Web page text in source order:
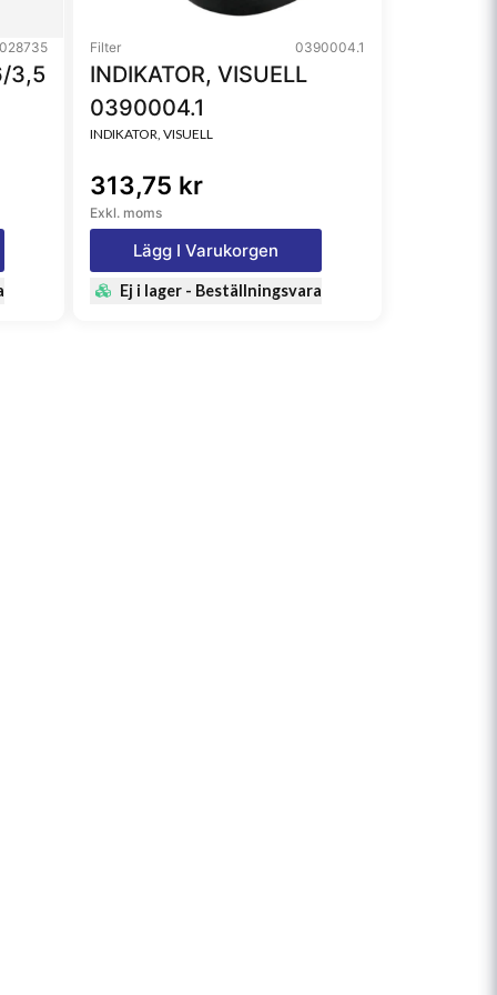
028735
3,5
Filter 0390004.1
INDIKATOR, VISUELL
0390004.1
INDIKATOR, VISUELL
313,75 kr
Exkl. moms
Lägg I Varukorgen
Ej i lager - Beställningsvara